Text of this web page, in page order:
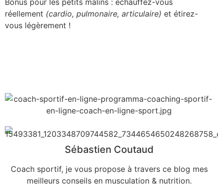
Bonus pour les petits malins : échauffez-vous
réellement (cardio, pulmonaire, articulaire) et étirez-
vous légèrement !
Sébastien Coutaud
Coach sportif, je vous propose à travers ce blog mes
meilleurs conseils en musculation & nutrition.